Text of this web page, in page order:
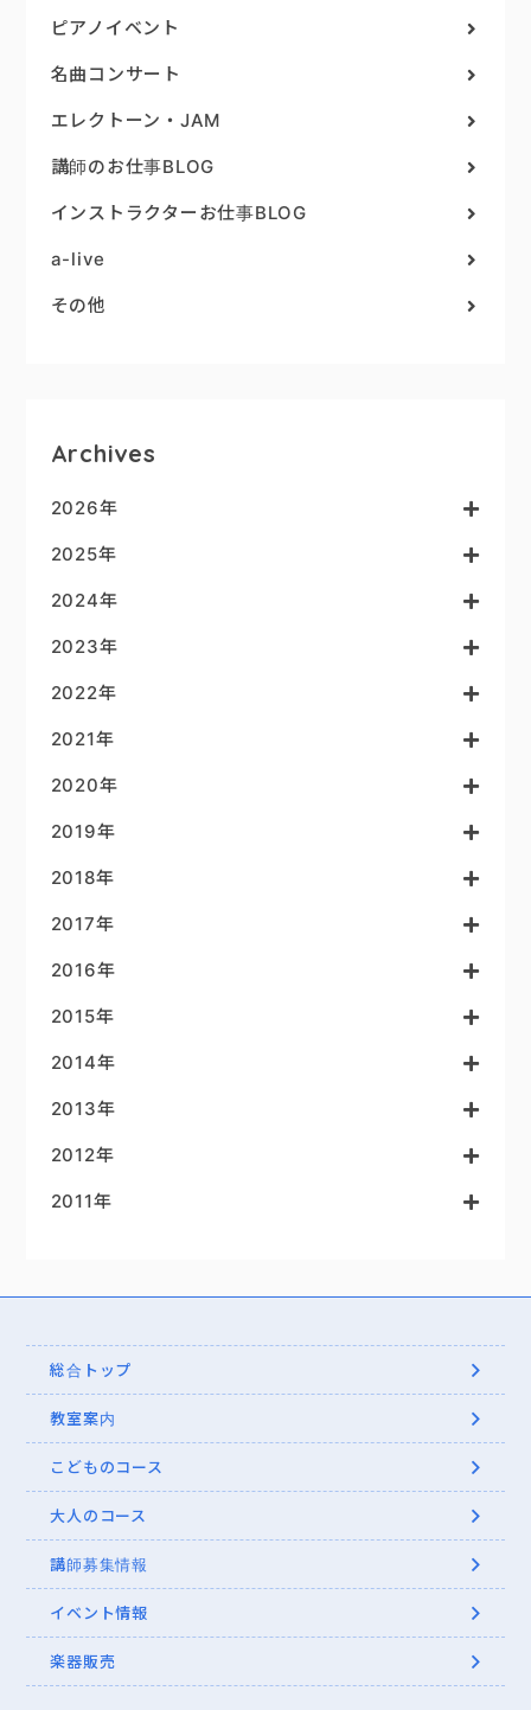
ピアノイベント
名曲コンサート
エレクトーン・JAM
講師のお仕事BLOG
インストラクターお仕事BLOG
a-live
その他
Archives
2026年
2025年
2024年
2023年
2022年
2021年
2020年
2019年
2018年
2017年
2016年
2015年
2014年
2013年
2012年
2011年
総合トップ
教室案内
こどものコース
大人のコース
講師募集情報
イベント情報
楽器販売